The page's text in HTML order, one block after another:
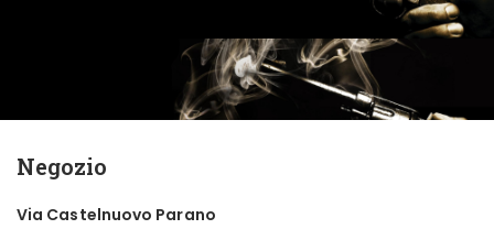
Negozio
Via Castelnuovo Parano